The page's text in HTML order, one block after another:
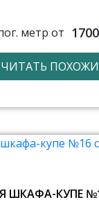
метр от
ШКАФА-КУПЕ